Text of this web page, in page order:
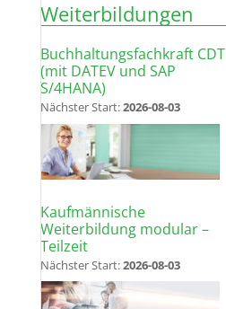
Weiterbildungen
Buchhaltungsfachkraft CDT
(mit DATEV und SAP
S/4HANA)
Nächster Start:2026-08-03
Kaufmännische
Weiterbildung modular –
Teilzeit
Nächster Start:2026-08-03